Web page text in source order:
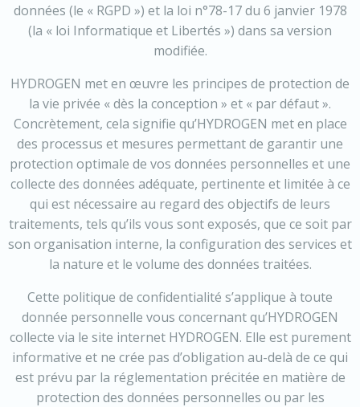
données (le « RGPD ») et la loi n°78-17 du 6 janvier 1978
(la « loi Informatique et Libertés ») dans sa version
modifiée.
HYDROGEN met en œuvre les principes de protection de
la vie privée « dès la conception » et « par défaut ».
Concrètement, cela signifie qu’HYDROGEN met en place
des processus et mesures permettant de garantir une
protection optimale de vos données personnelles et une
collecte des données adéquate, pertinente et limitée à ce
qui est nécessaire au regard des objectifs de leurs
traitements, tels qu’ils vous sont exposés, que ce soit par
son organisation interne, la configuration des services et
la nature et le volume des données traitées.
Cette politique de confidentialité s’applique à toute
donnée personnelle vous concernant qu’HYDROGEN
collecte via le site internet HYDROGEN. Elle est purement
informative et ne crée pas d’obligation au-delà de ce qui
est prévu par la réglementation précitée en matière de
protection des données personnelles ou par les